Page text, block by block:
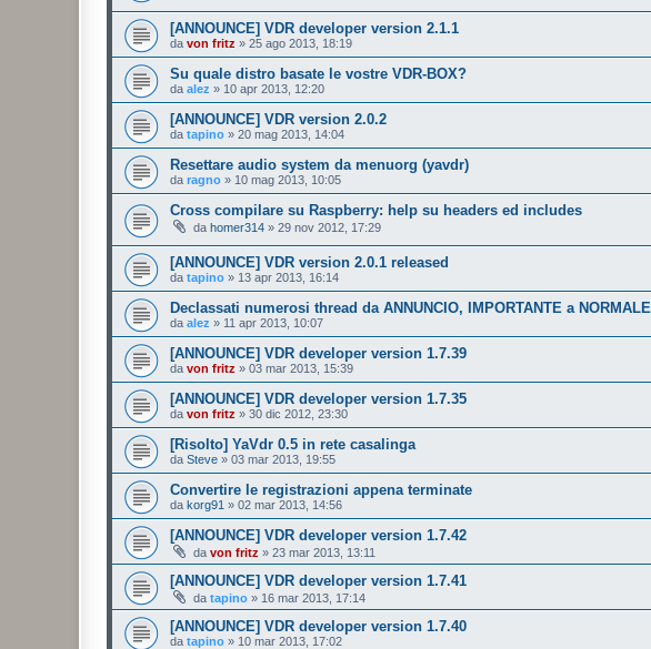
[ANNOUNCE] VDR developer version 2.1.1
da von fritz » 25 ago 2013, 18:19
Su quale distro basate le vostre VDR-BOX?
da alez » 10 apr 2013, 12:20
[ANNOUNCE] VDR version 2.0.2
da tapino » 20 mag 2013, 14:04
Resettare audio system da menuorg (yavdr)
da ragno » 10 mag 2013, 10:05
Cross compilare su Raspberry: help su headers ed includes
da homer314 » 29 nov 2012, 17:29
[ANNOUNCE] VDR version 2.0.1 released
da tapino » 13 apr 2013, 16:14
Declassati numerosi thread da ANNUNCIO, IMPORTANTE a NORMALE
da alez » 11 apr 2013, 10:07
[ANNOUNCE] VDR developer version 1.7.39
da von fritz » 03 mar 2013, 15:39
[ANNOUNCE] VDR developer version 1.7.35
da von fritz » 30 dic 2012, 23:30
[Risolto] YaVdr 0.5 in rete casalinga
da Steve » 03 mar 2013, 19:55
Convertire le registrazioni appena terminate
da korg91 » 02 mar 2013, 14:56
[ANNOUNCE] VDR developer version 1.7.42
da von fritz » 23 mar 2013, 13:11
[ANNOUNCE] VDR developer version 1.7.41
da tapino » 16 mar 2013, 17:14
[ANNOUNCE] VDR developer version 1.7.40
da tapino » 10 mar 2013, 17:02